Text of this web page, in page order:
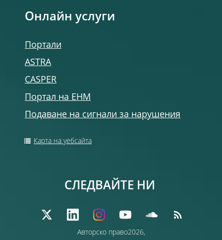
Онлайн услуги
Портали
ASTRA
CASPER
Портал на ЕНМ
Подаване на сигнали за нарушения
Карта на уебсайта
Авторско право2026,
СЛЕДВАЙТЕ НИ